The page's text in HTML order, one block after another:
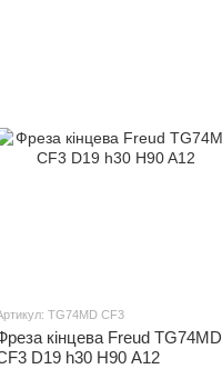
TG74MD CF3
кінцева Freud TG74MD
D19 h30 H90 A12